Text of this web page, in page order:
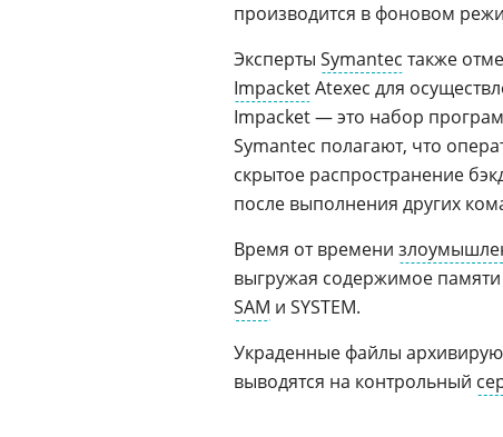
производится в фоновом
Эксперты Symantec также
ImpacketAtexec для
Impacket — это набор
Symantec полагают, что
скрытое распространение
после выполнения других
Время от времени
выгружая содержимое памяти
SAM и SYSTEM.
Украденные файлы
выводятся на контрольный